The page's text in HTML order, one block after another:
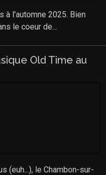
à l'automne 2025. Bien
le coeur de...
Old Time au
(euh...), le Chambon-sur-